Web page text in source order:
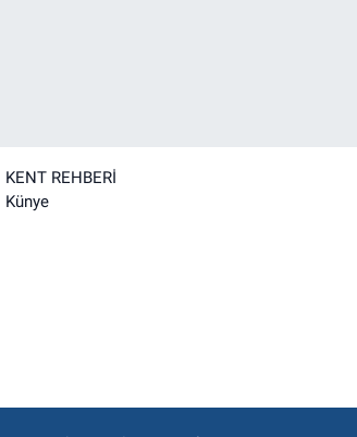
KENT REHBERİ
Künye